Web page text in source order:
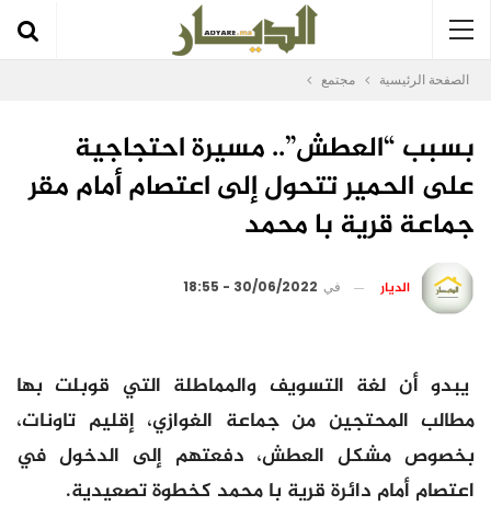
الصفحة الرئيسية مجتمع
بسبب “العطش”.. مسيرة احتجاجية
على الحمير تتحول إلى اعتصام أمام مقر
جماعة قرية با محمد
الديار في 30/06/2022 - 18:55
يبدو أن لغة التسويف والمماطلة التي قوبلت بها
مطالب المحتجين من جماعة الغوازي، إقليم تاونات،
بخصوص مشكل العطش، دفعتهم إلى الدخول في
اعتصام أمام دائرة قرية با محمد كخطوة تصعيدية.